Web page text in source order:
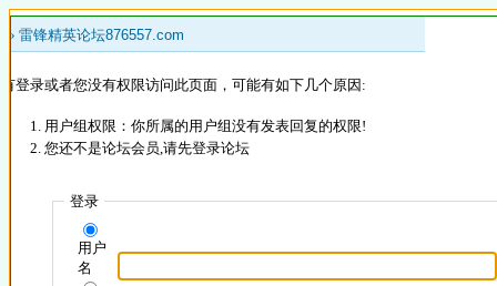
» 雷锋精英论坛876557.com
登录或者您没有权限访问此页面，可能有如下几个原因:
用户组权限：你所属的用户组没有发表回复的权限!
您还不是论坛会员,请先登录论坛
登录
用户
名